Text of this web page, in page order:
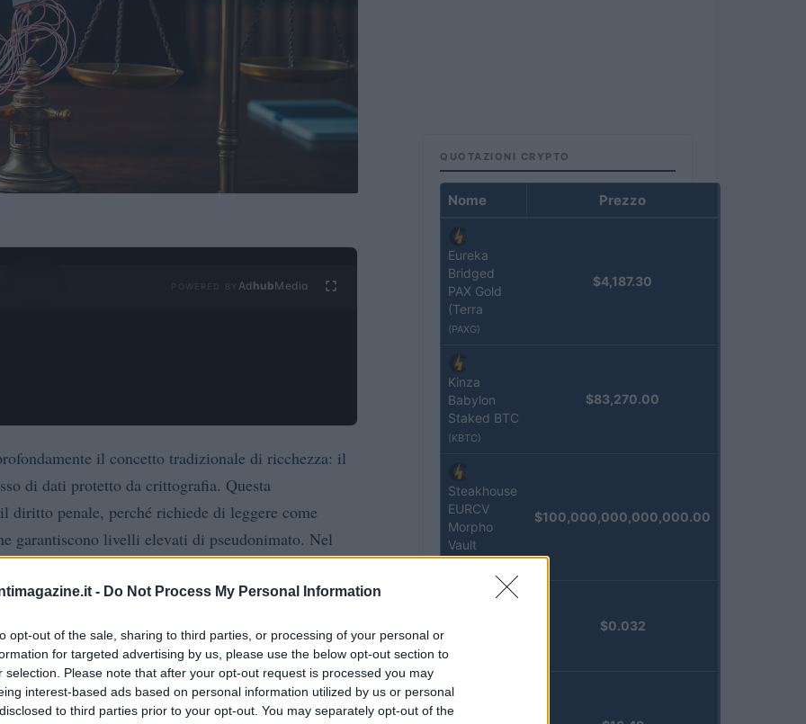
- Do Not Process My Personal Information
opt-out of the sale, sharing to third parties, or processing of your personal or
for targeted advertising by us, please use the below opt-out section to
selection. Please note that after your opt-out request is processed you may
interest-based ads based on personal information utilized by us or personal
to third parties prior to your opt-out. You may separately opt-out of the
Ad hubMedia
il concetto tradizionale di ricchezza: il
di dati protetto da crittografia. Questa
diritto penale, perché richiede di leggere come
garantiscono livelli elevati di pseudonimato. Nel
tutela delle garanzie fondamentali come la
sono disciplinate rispettivamente dagli
QUOTAZIONI CRYPTO
Nome Prezzo
Eureka
Bridged
PAX Gold
(Terra
(PAXG)
$4,187.30
Kinza
Babylon
Staked BTC
(KBTC)
$83,270.00
Steakhouse
EURCV
Morpho
Vault
$100,000,000,000,000.00
(EPOCH)
$0.032
Stride